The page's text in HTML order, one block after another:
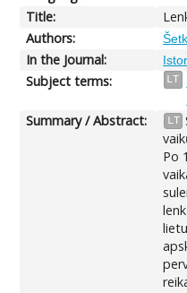
Title:
Authors:
In the Journal:
Subject terms:
LT
Summary / Abstract: LT
Po